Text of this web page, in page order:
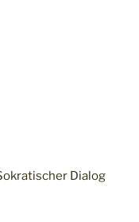
Dialog